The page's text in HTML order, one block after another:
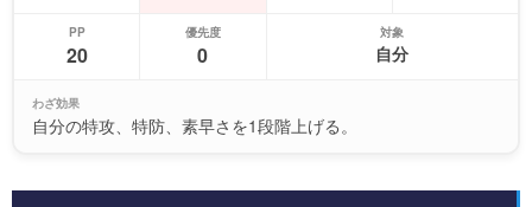
PP
20
優先度
0
対象
自分
わざ効果
自分の特攻、特防、素早さを1段階上げる。